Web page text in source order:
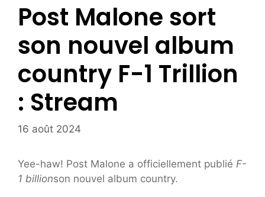
Post Malone sort
son nouvel album
country F-1 Trillion
: Stream
16 août 2024
Yee-haw! Post Malone a officiellement publié F-
1 billionson nouvel album country.